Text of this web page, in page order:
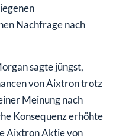
Nachfrage nach
sagte jüngst,
von Aixtron trotz
Meinung nach
Konsequenz erhöhte
Aixtron Aktie von